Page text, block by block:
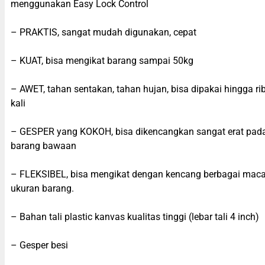
menggunakan Easy Lock Control
– PRAKTIS, sangat mudah digunakan, cepat
– KUAT, bisa mengikat barang sampai 50kg
– AWET, tahan sentakan, tahan hujan, bisa dipakai hingga
kali
– GESPER yang KOKOH, bisa dikencangkan sangat erat
barang bawaan
– FLEKSIBEL, bisa mengikat dengan kencang berbagai
ukuran barang.
– Bahan tali plastic kanvas kualitas tinggi (lebar tali 4 inch)
– Gesper besi